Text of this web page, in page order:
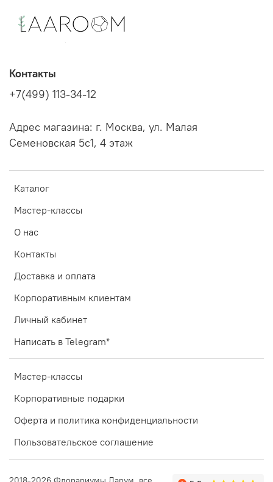
Каталог
Мастер-классы
О нас
Контакты
Доставка и оплата
Корпоративным клиентам
Личный кабинет
Написать в Telegram*
Мастер-классы
Корпоративные подарки
Оферта и политика конфиденциальности
Пользовательское соглашение
Контакты
+7(499) 113-34-12
Адрес магазина: г. Москва, ул. Малая
Семеновская 5с1, 4 этаж